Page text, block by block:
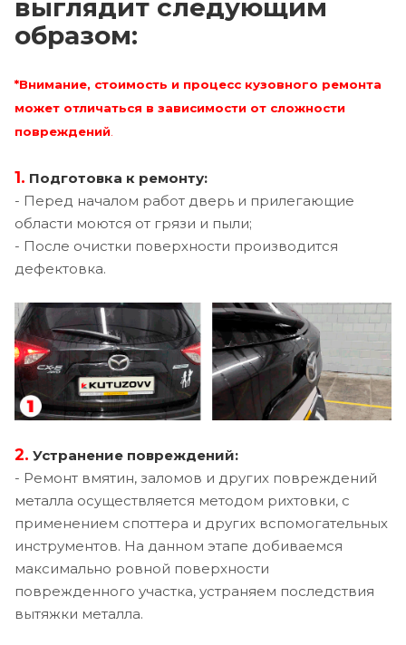
выглядит следующим
образом:
*Внимание, стоимость и процесс кузовного ремонта
может отличаться в зависимости от сложности
повреждений.
1. Подготовка к ремонту:
- Перед началом работ дверь и прилегающие
области моются от грязи и пыли;
- После очистки поверхности производится
дефектовка.
2. Устранение повреждений:
- Ремонт вмятин, заломов и других повреждений
металла осуществляется методом рихтовки, с
применением споттера и других вспомогательных
инструментов. На данном этапе добиваемся
максимально ровной поверхности
поврежденного участка, устраняем последствия
вытяжки металла.